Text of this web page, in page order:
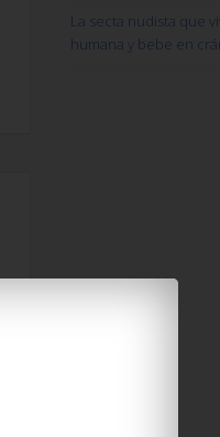
La secta nudista que
humana y bebe en